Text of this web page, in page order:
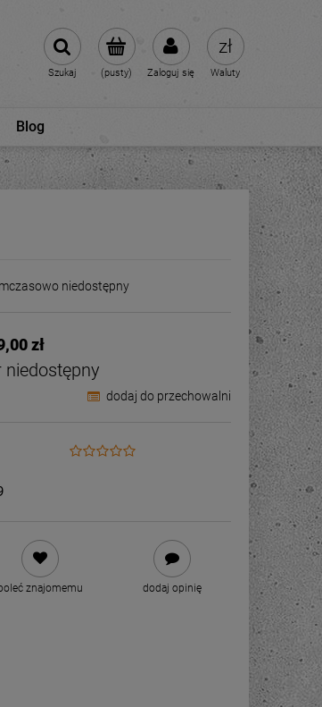
(pusty) Zaloguj się
Szukaj Waluty
Blog
niedostępny
zł
niedostępny
dodaj do przechowalni
znajomemu dodaj opinię